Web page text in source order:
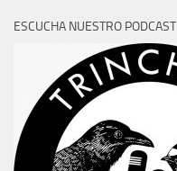
ESCUCHA NUESTRO PODCAST